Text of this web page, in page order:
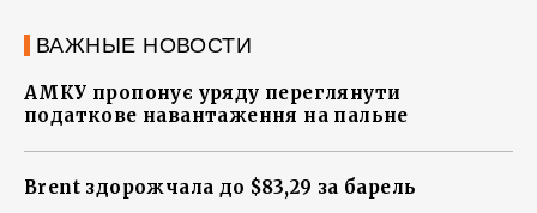
ВАЖНЫЕ НОВОСТИ
АМКУ пропонує уряду переглянути
податкове навантаження на пальне
Brent здорожчала до $83,29 за барель